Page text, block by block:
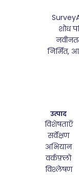
शोध
उत्पाद
विशेषताएँ
सर्वेक्षण
अभियान
वर्कफ़्लो
विश्लेषण